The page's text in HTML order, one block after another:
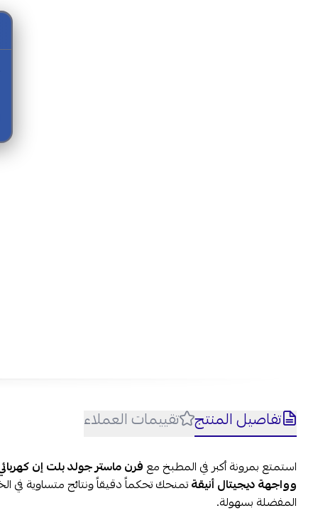
1- هل فرن ماستر جولد مناسب للمطابخ الحديثة؟
تفاصيل المنتج تقييمات العملاء
استمتع بمرونة أكبر في المطبخ مع
وواجهة ديجيتال أنيقةتمنحك تحكماً دقيقاً ونتائج متساوية في
المفضلة بسهولة.